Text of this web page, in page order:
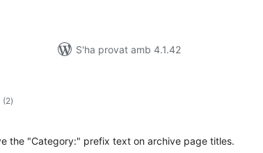
S'ha provat amb 4.1.42
(2puntuacions
totals
)
the "Category:" prefix text on archive page titles.